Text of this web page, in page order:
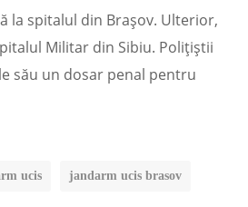
la spitalul din Braşov. Ulterior,
Militar din Sibiu. Poliţiştii
său un dosar penal pentru
ucis jandarm ucis brasov